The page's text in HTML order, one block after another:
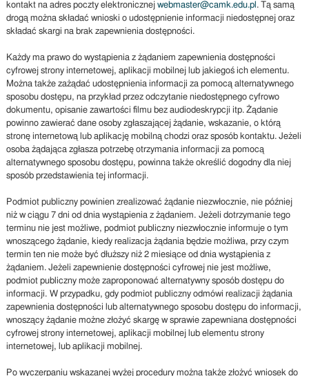
kontakt na adres poczty elektronicznej webmaster@camk.edu.pl . Tą samą
drogą można składać wnioski o udostępnienie informacji niedostępnej oraz
składać skargi na brak zapewnienia dostępności.
Każdy ma prawo do wystąpienia z żądaniem zapewnienia dostępności
cyfrowej strony internetowej, aplikacji mobilnej lub jakiegoś ich elementu.
Można także zażądać udostępnienia informacji za pomocą alternatywnego
sposobu dostępu, na przykład przez odczytanie niedostępnego cyfrowo
dokumentu, opisanie zawartości filmu bez audiodeskrypcji itp. Żądanie
powinno zawierać dane osoby zgłaszającej żądanie, wskazanie, o którą
stronę internetową lub aplikację mobilną chodzi oraz sposób kontaktu. Jeżeli
osoba żądająca zgłasza potrzebę otrzymania informacji za pomocą
alternatywnego sposobu dostępu, powinna także określić dogodny dla niej
sposób przedstawienia tej informacji.
Podmiot publiczny powinien zrealizować żądanie niezwłocznie, nie później
niż w ciągu 7 dni od dnia wystąpienia z żądaniem. Jeżeli dotrzymanie tego
terminu nie jest możliwe, podmiot publiczny niezwłocznie informuje o tym
wnoszącego żądanie, kiedy realizacja żądania będzie możliwa, przy czym
termin ten nie może być dłuższy niż 2 miesiące od dnia wystąpienia z
żądaniem. Jeżeli zapewnienie dostępności cyfrowej nie jest możliwe,
podmiot publiczny może zaproponować alternatywny sposób dostępu do
informacji. W przypadku, gdy podmiot publiczny odmówi realizacji żądania
zapewnienia dostępności lub alternatywnego sposobu dostępu do informacji,
wnoszący żądanie możne złożyć skargę w sprawie zapewniana dostępności
cyfrowej strony internetowej, aplikacji mobilnej lub elementu strony
internetowej, lub aplikacji mobilnej.
Po wyczerpaniu wskazanej wyżej procedury można także złożyć wniosek do